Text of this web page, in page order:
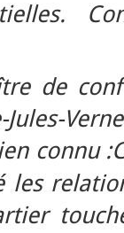
de
Jules-
connu
les